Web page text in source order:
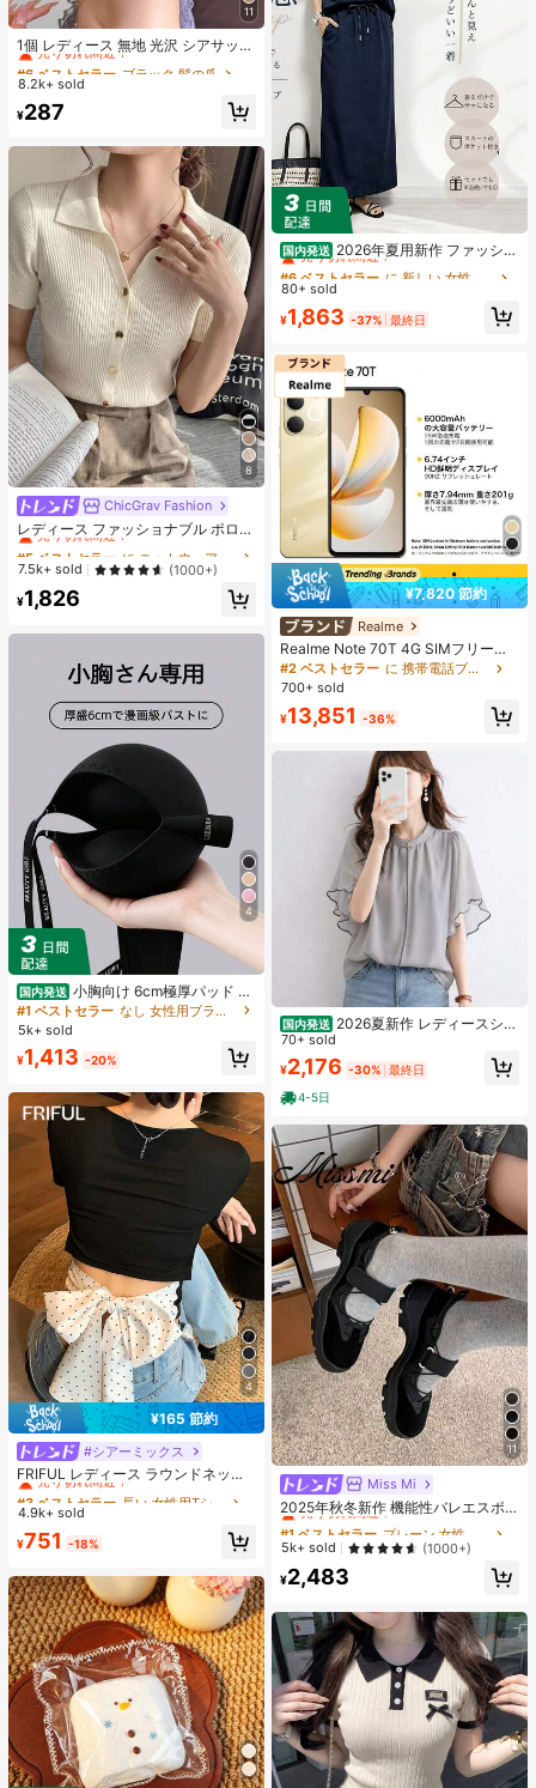
11
1個 レディース 無地 光沢 シアサッカ
ー リボン ヘアクリップ、エレガント
なファッション クロークリップ、日
3cm-15cm)
#6 ベストセラー
ブラック 髪の爪
売り切れ間近！
#6 ベストセラー
ブラック 髪の爪
売り切れ間近！
#6 ベストセラー
ブラック 髪の爪
売り切れ間近！
#6 ベストセラー
8.2k+ sold
¥287
8
ChicGrav Fashion
レディース ファッショナブル ポロカ
ラー ラグラン 半袖 ニットTシャツ
軽量 万能カーディガントップ 春夏向
け エステティック 秋
#5 ベストセラー
に ニットウェア レディースニットウェア
売り切れ間近！
#5 ベストセラー
売り切れ間近！
#5 ベストセラー
売り切れ間近！
#5 ベストセラー
に ニットウェア レディースニットウェア
売り切れ間近！
7.5k+ sold (1000+)
¥1,826
4
国内発送 小胸向け 6cm極厚パッド 盛
りブラ ノンワイヤー 谷間メイク シ
ームレス ボリュームアップ 美胸フィ
ット ブラジャー
#1 ベストセラー
なし 女性用ブラジャーとブラレット
5k+ sold
¥1,413 -20%
4
¥165 節約
#シアーミックス
FRIFUL レディース ラウンドネック
バックポルカドット柄 ファブリック
切り替え リボンストラップ装飾 透か
ャツ
#3 ベストセラー
売り切れ間近！
#3 ベストセラー
売り切れ間近！
#3 ベストセラー
売り切れ間近！
#3 ベストセラー
4.9k+ sold
¥751 -18%
国内発送 2026年夏用新作 ファッショ
ンでカジュアルなセット、女性向け
ゆったりとしたシルエットのスリム
遊びにぴったり
#6 ベストセラー
に 新しい 女性用ツーピース衣装
売り切れ間近！
#6 ベストセラー
売り切れ間近！
#6 ベストセラー
売り切れ間近！
#6 ベストセラー
売り切れ間近！
80+ sold
¥1,863 -37% 最終日
¥7,820 節約
Realme
Realme Note 70T 4G SIMフリー携
帯電話 4GB+64GB/4GB+128GB/4G
B+256GB グローバル版 4G LTE、A
カメラ、90Hz ディスプレイ モバイ
ルフォン プラスライト、6000mAh
大容量バッテリー、15W 急速充電、
オクタコアチップセット、アダプタ
ーなし、ベトナムでSIMロック
#2 ベストセラー
に 携帯電話ブランド 携帯電話
700+ sold
¥13,851 -36%
国内発送 2026夏新作 レディースシャ
ツ 日系ナチュラルスタイル ロースタ
ンドカラー フリルデザイン 半袖トッ
プス 上品フェミニンゆったりシルエ
ット通気性抜群 薄手軽量 肌触り柔ら
か 体型カバー着痩せ効果 カジュアル
オフィスカジュアル
70+ sold
¥2,176 -30% 最終日
4-5日
11
Miss Mi
2025年秋冬新作 機能性バレエスポ
ーツシューズ レディース、厚底マリ
ージェーンシューズ
#1 ベストセラー
売り切れ間近！
#1 ベストセラー
売り切れ間近！
#1 ベストセラー
売り切れ間近！
#1 ベストセラー
売り切れ間近！
5k+ sold (1000+)
¥2,483